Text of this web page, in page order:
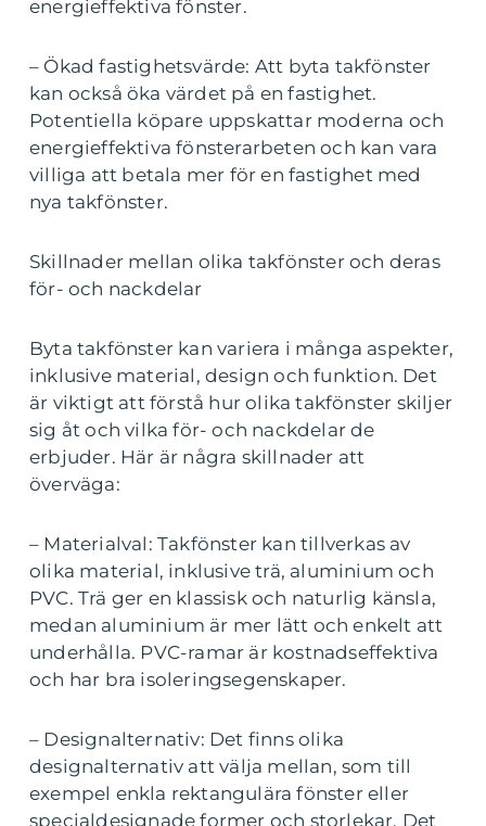
energieffektiva fönster.
– Ökad fastighetsvärde: Att byta takfönster
kan också öka värdet på en fastighet.
Potentiella köpare uppskattar moderna och
energieffektiva fönsterarbeten och kan vara
villiga att betala mer för en fastighet med
nya takfönster.
Skillnader mellan olika takfönster och deras
för- och nackdelar
Byta takfönster kan variera i många aspekter,
inklusive material, design och funktion. Det
är viktigt att förstå hur olika takfönster skiljer
sig åt och vilka för- och nackdelar de
erbjuder. Här är några skillnader att
överväga:
– Materialval: Takfönster kan tillverkas av
olika material, inklusive trä, aluminium och
PVC. Trä ger en klassisk och naturlig känsla,
medan aluminium är mer lätt och enkelt att
underhålla. PVC-ramar är kostnadseffektiva
och har bra isoleringsegenskaper.
– Designalternativ: Det finns olika
designalternativ att välja mellan, som till
exempel enkla rektangulära fönster eller
specialdesignade former och storlekar. Det